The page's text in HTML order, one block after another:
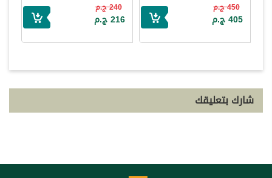
450 ج.م
405 ج.م
240 ج.م
216 ج.م
شارك بتعليقك